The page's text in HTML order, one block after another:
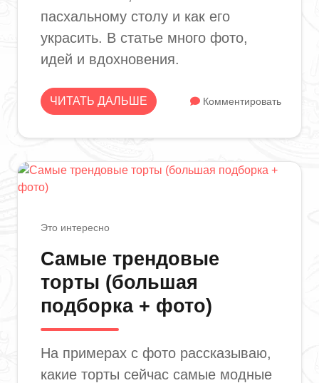
пасхальному столу и как его
украсить. В статье много фото,
идей и вдохновения.
ЧИТАТЬ ДАЛЬШЕ Комментировать
Это интересно
Самые трендовые
торты (большая
подборка + фото)
На примерах с фото рассказываю,
какие торты сейчас самые модные